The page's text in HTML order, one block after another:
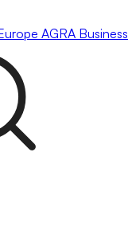
AGRA Business